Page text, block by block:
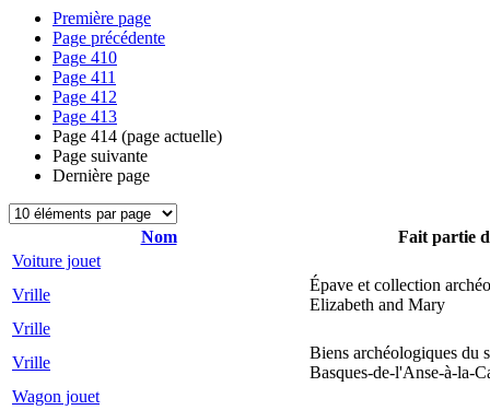
Première page
Page précédente
Page 410
Page 411
Page 412
Page 413
Page 414 (page actuelle)
Page suivante
Dernière page
Nom
Fait partie
Voiture jouet
Vrille
Épave et collection
Elizabeth and Mary
Vrille
Vrille
Biens archéologiques du
Basques-de-l'Anse-à-la-
Wagon jouet